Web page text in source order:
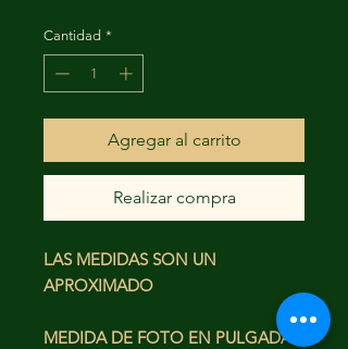
Cantidad *
Agregar al carrito
Realizar compra
LAS MEDIDAS SON UN
APROXIMADO
MEDIDA DE FOTO EN PULGADAS